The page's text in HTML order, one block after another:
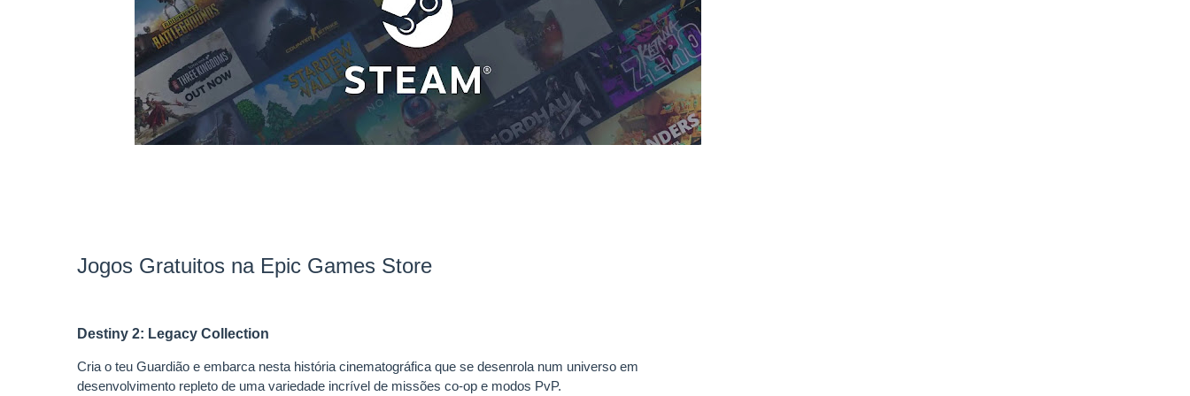
Jogos Gratuitos na Epic Games Store
Destiny 2: Legacy Collection
Cria o teu Guardião e embarca nesta história cinematográfica que se desenrola num universo em
desenvolvimento repleto de uma variedade incrível de missões co-op e modos PvP.